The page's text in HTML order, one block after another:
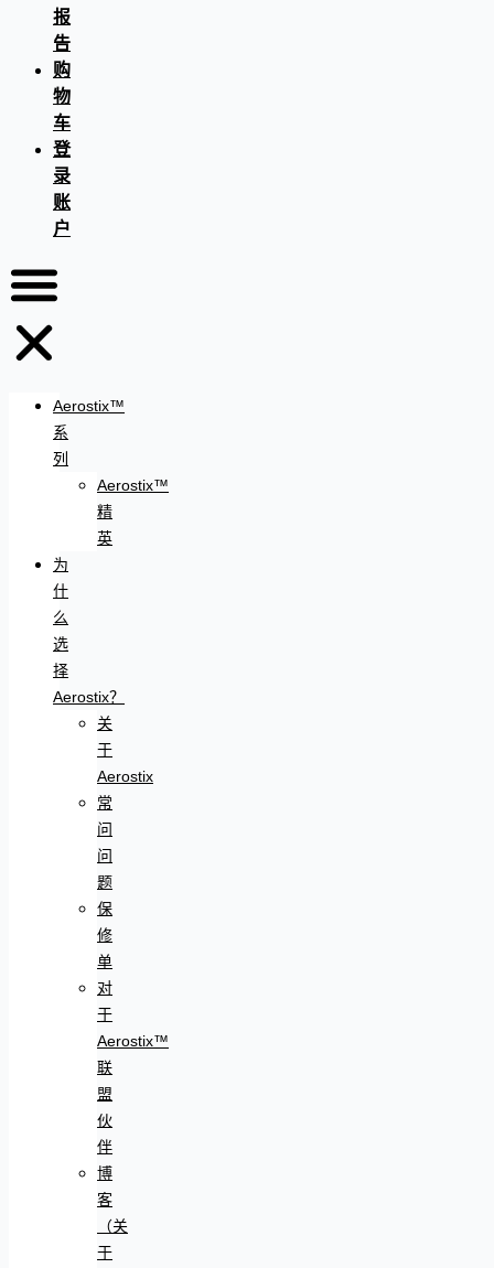
报
告
购
物
车
登
录
账
户
Aerostix™
系
列
Aerostix™
精
英
为
什
么
选
择
Aerostix？
关
于
Aerostix
常
问
问
题
保
修
单
对
于
Aerostix™
联
盟
伙
伴
博
客
（关
于